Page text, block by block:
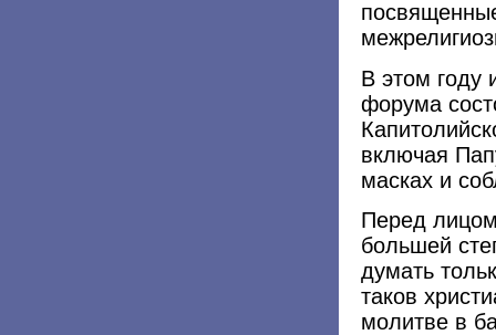
В этом году
форума
включая
масках и
Перед
большей
думать
таков
молитве в